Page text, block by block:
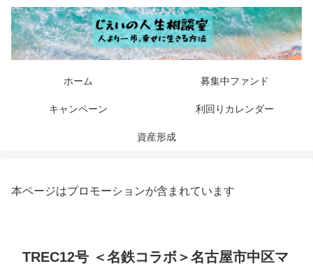
ホーム 募集中ファンド
キャンペーン 利回りカレンダー
資産形成
本ページはプロモーションが含まれています
TREC12号 ＜名鉄コラボ＞名古屋市中区マ